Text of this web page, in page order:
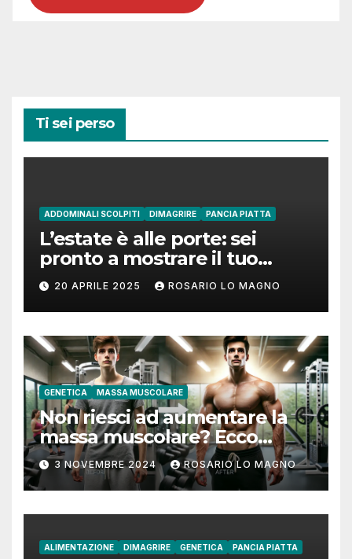
Ti sei perso
ADDOMINALI SCOLPITI DIMAGRIRE PANCIA PIATTA
L’estate è alle porte: sei
pronto a mostrare il tuo
addome piatto?
20 APRILE 2025 ROSARIO LO MAGNO
GENETICA MASSA MUSCOLARE
Non riesci ad aumentare la
massa muscolare? Ecco
come fare!
3 NOVEMBRE 2024 ROSARIO LO MAGNO
ALIMENTAZIONE DIMAGRIRE GENETICA PANCIA PIATTA